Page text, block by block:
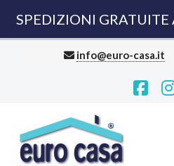
SPEDIZIONI GRATUITE
info@euro-casa.it